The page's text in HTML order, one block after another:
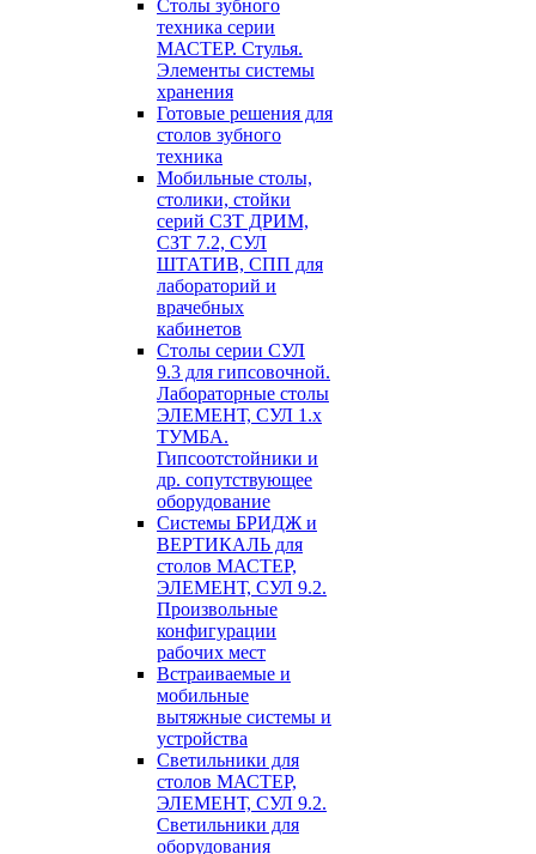
Столы зубного
техника серии
МАСТЕР. Стулья.
Элементы системы
хранения
Готовые решения для
столов зубного
техника
Мобильные столы,
столики, стойки
серий СЗТ ДРИМ,
СЗТ 7.2, СУЛ
ШТАТИВ, СПП для
лабораторий и
врачебных
кабинетов
Столы серии СУЛ
9.3 для гипсовочной.
Лабораторные столы
ЭЛЕМЕНТ, СУЛ 1.х
ТУМБА.
Гипсоотстойники и
др. сопутствующее
оборудование
Системы БРИДЖ и
ВЕРТИКАЛЬ для
столов МАСТЕР,
ЭЛЕМЕНТ, СУЛ 9.2.
Произвольные
конфигурации
рабочих мест
Встраиваемые и
мобильные
вытяжные системы и
устройства
Светильники для
столов МАСТЕР,
ЭЛЕМЕНТ, СУЛ 9.2.
Светильники для
оборудования